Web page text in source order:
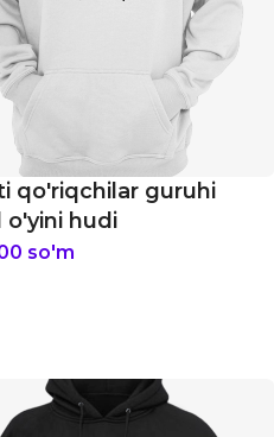
qo'riqchilar guruhi
o'yini hudi
so'm